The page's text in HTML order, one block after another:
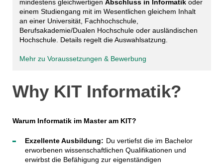
mindestens gleichwertigen Abschluss in Informatikoder
einem Studiengang mit im Wesentlichen gleichem Inhalt
an einer Universität, Fachhochschule,
Berufsakademie/Dualen Hochschule oder ausländischen
Hochschule. Details regelt die Auswahlsatzung.
Mehr zu Voraussetzungen & Bewerbung
Why KIT Informatik?
Warum Informatik im Master am KIT?
Exzellente Ausbildung: Du vertiefst die im Bachelor
erworbenen wissenschaftlichen Qualifikationen und
erwirbst die Befähigung zur eigenständigen